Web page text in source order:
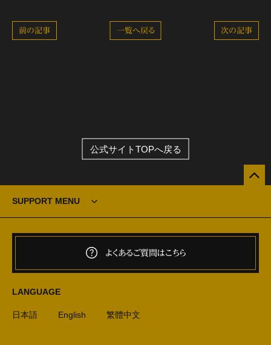
次の記事
一覧へ戻る
前の記事
公式サイトTOPへ戻る
SUPPORT MENU
よくあるご質問はこちら
LANGUAGE
日本語 English 繁體中文